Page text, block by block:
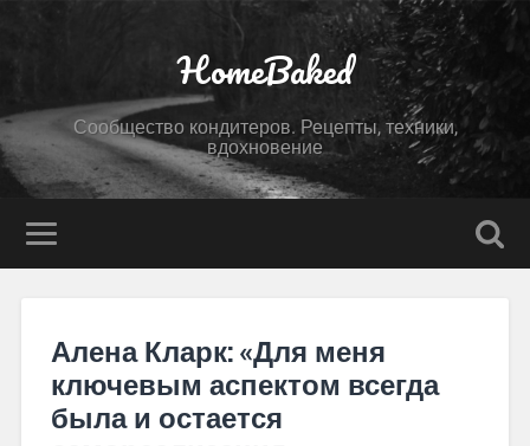
HomeBaked
Сообщество кондитеров. Рецепты, техники,
вдохновение
Алена Кларк: «Для меня
ключевым аспектом всегда
была и остается